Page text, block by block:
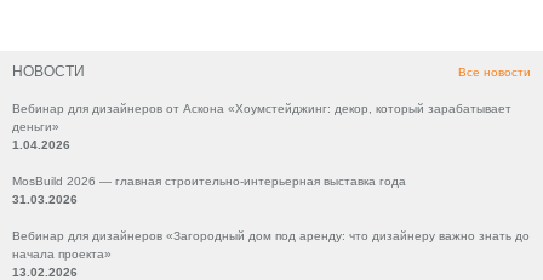
НОВОСТИ Все новости
Вебинар для дизайнеров от Аскона «Хоумстейджинг: декор, который зарабатывает
деньги»
1.04.2026
MosBuild 2026 — главная строительно-интерьерная выставка года
31.03.2026
Вебинар для дизайнеров «Загородный дом под аренду: что дизайнеру важно знать до
начала проекта»
13.02.2026